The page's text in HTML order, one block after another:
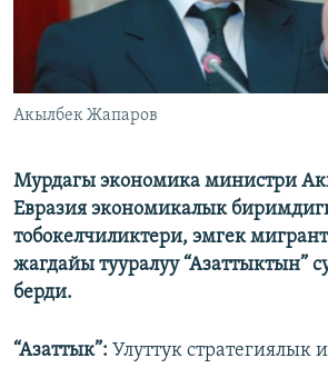
ЭЕ/АРнун бардык сайттары
Акылбек Жапаров
Мурдагы экономика министри
Евразия экономикалык
тобокелчиликтери, эмгек
жагдайы тууралуу “Азаттыктын”
берди.
“Азаттык”: Улуттук стратегиялык